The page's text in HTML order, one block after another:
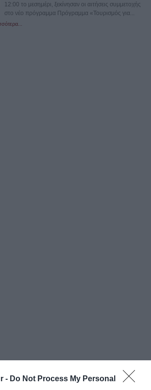
- Do Not Process My Personal
12:00 το μεσημέρι, ξεκίνησαν οι αιτήσεις συμμετοχής
στο νέο πρόγραμμα Πρόγραμμα «Τουρισμός για...